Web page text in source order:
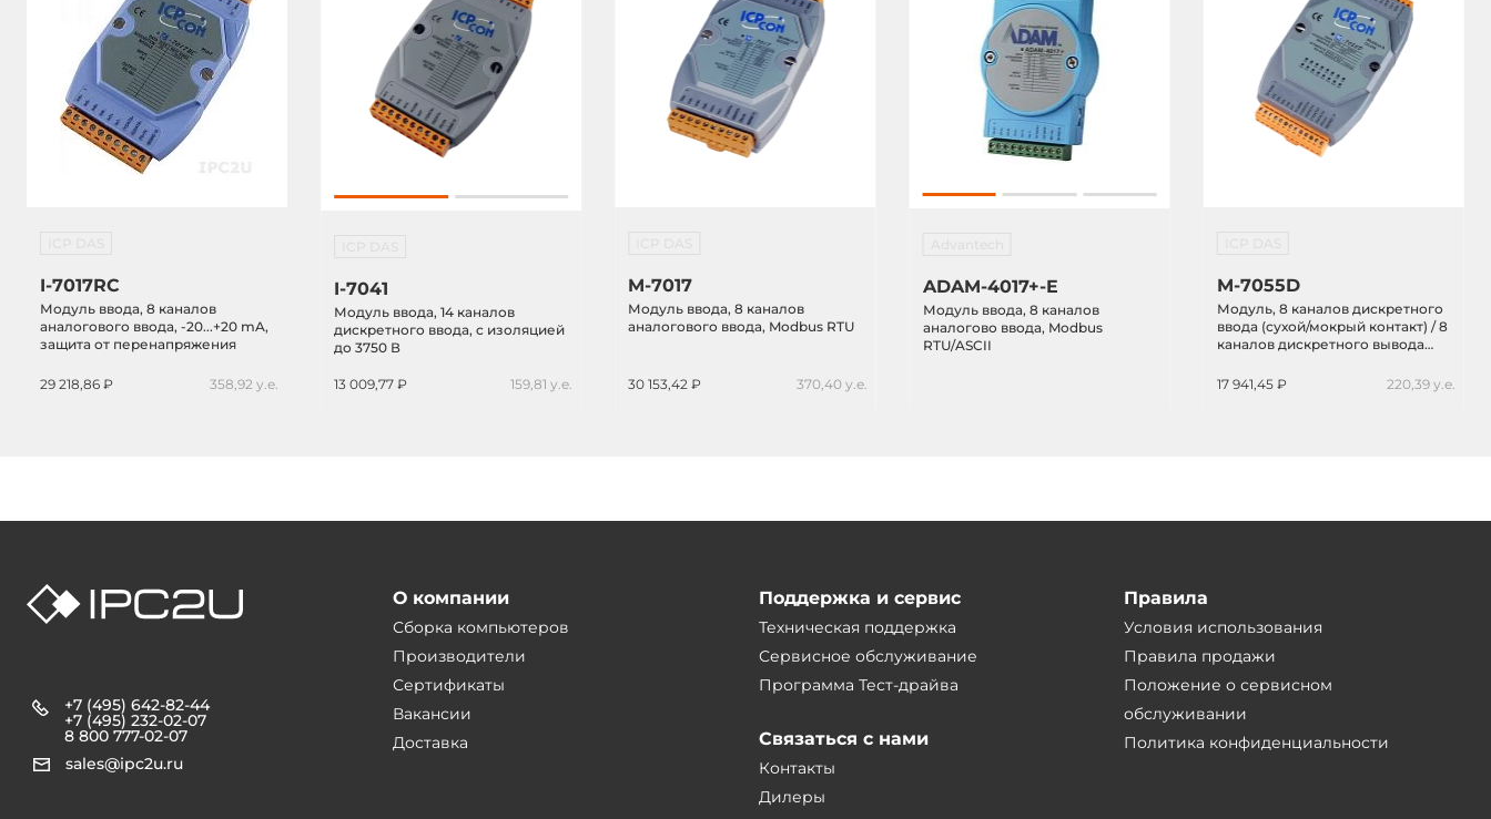
I-7017RC
Модуль ввода, 8 каналов
аналогового ввода, -20...+20 mA,
защита от перенапряжения
29 218,86 ₽ 358,92 у.е.
I-7041
Модуль ввода, 14 каналов
дискретного ввода, c изоляцией
до 3750 В
13 009,77 ₽ 159,81 у.е.
M-7017
Модуль ввода, 8 каналов
аналогового ввода, Modbus RTU
30 153,42 ₽ 370,40 у.е.
ADAM-4017+-E
Модуль ввода, 8 каналов
аналогово ввода, Modbus
RTU/ASCII
M-7055D
Модуль, 8 каналов дискретного
ввода (сухой/мокрый контакт) / 8
каналов дискретного вывода
изоляцией до 3750В и
17 941,45 ₽ 220,39 у.е.
+7 (495) 642-82-44
+7 (495) 232-02-07
8 800 777-02-07
sales@ipc2u.ru
О компании
Сборка компьютеров
Производители
Сертификаты
Вакансии
Доставка
Поддержка и сервис
Техническая поддержка
Сервисное обслуживание
Программа Тест-драйва
Связаться с нами
Контакты
Дилеры
Правила
Условия использования
Правила продажи
Положение о сервисном
обслуживании
Политика конфиденциальности